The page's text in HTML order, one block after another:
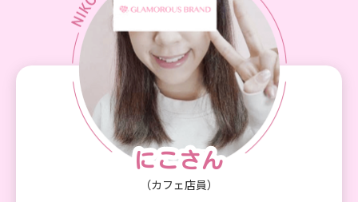
①収入
私は一人暮らしをしている現役学生ですが、毎
月OLの月収以上のお給料を頂いています。
②
お客さんとの会話が楽しい。私は寧ろ口下手な
方ですが、お客さんが面白い方ばかりでついト
ークが弾んでしまいます笑
にこさん
にこさん
（カフェ店員）